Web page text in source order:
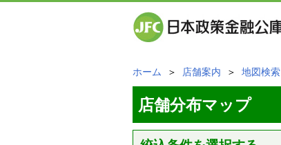
ホーム ＞ 店舗案内 ＞ 地図検索
店舗分布マップ